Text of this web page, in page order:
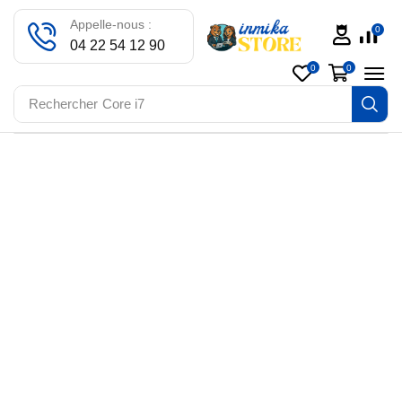
Rechercher Core i7
Appelle-nous :
04 22 54 12 90
0
0 0